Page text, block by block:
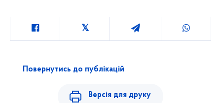
Повернутись до публікацій
Версія для друку